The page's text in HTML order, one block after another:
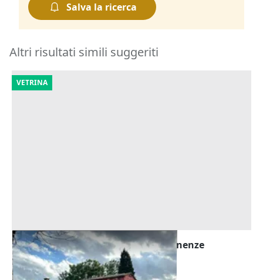
Salva la ricerca
Altri risultati simili suggeriti
VETRINA
Asta Villa con parco, piscina e pertinenze
Offerta minima
3.170.202 €